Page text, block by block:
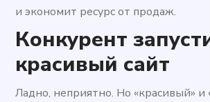
и экономит ресурс от продаж.
Конкурент
красивый сайт
Ладно, неприятно. Но «красивый»